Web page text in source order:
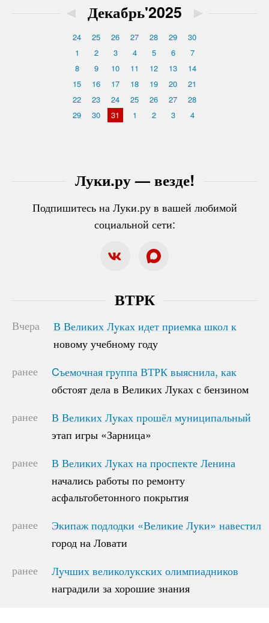
Луки.ру — везде!
Подпишитесь на Луки.ру в вашей любимой
социальной сети:
◄ Декабрь'2025 ►
24 25 26 27 28 29
30
1
2 3 4 5 6
7
8
9 10 11 12 13
14
15
16 17 18 19 20
21
22
23 24 25 26 27
28
29
30 31 1 2 3 4
ВТРК
Вчера
В Великих Луках идет приемка школ к
новому учебному году
В Великих Луках идет приемка школ к
новому учебному году
ранее
Cъемочная группа ВТРК выяснила, как
обстоят дела в Великих Луках с бензином
Cъемочная группа ВТРК выяснила, как
обстоят дела в Великих Луках с бензином
ранее
В Великих Луках прошёл муниципальный
этап игры «Зарница»
В Великих Луках прошёл муниципальный
этап игры «Зарница»
ранее
В Великих Луках на проспекте Ленина
начались работы по ремонту
асфальтобетонного покрытия
В Великих Луках на проспекте Ленина
начались работы по ремонту
асфальтобетонного покрытия
ранее
Экипаж подлодки «Великие Луки» навестил
город на Ловати
Экипаж подлодки «Великие Луки» навестил
город на Ловати
ранее
Лучших великолукских олимпиадников
наградили за хорошие знания
Лучших великолукских олимпиадников
наградили за хорошие знания